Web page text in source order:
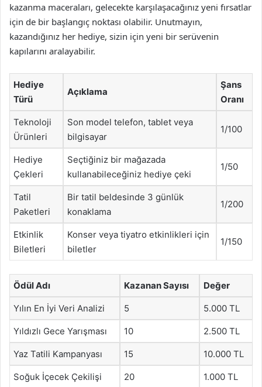
kazanma maceraları, gelecekte karşılaşacağınız yeni fırsatlar
için de bir başlangıç noktası olabilir. Unutmayın,
kazandığınız her hediye, sizin için yeni bir serüvenin
kapılarını aralayabilir.
Hediye
Türü
Açıklama
Şans
Oranı
Teknoloji
Ürünleri
Son model telefon, tablet veya
bilgisayar
1/100
Hediye
Çekleri
Seçtiğiniz bir mağazada
kullanabileceğiniz hediye çeki
1/50
Tatil
Paketleri
Bir tatil beldesinde 3 günlük
konaklama
1/200
Etkinlik
Biletleri
Konser veya tiyatro etkinlikleri için
biletler
1/150
Ödül Adı Kazanan Sayısı Değer
Yılın En İyi Veri Analizi 5 5.000 TL
Yıldızlı Gece Yarışması 10 2.500 TL
Yaz Tatili Kampanyası 15 10.000 TL
Soğuk İçecek Çekilişi 20 1.000 TL